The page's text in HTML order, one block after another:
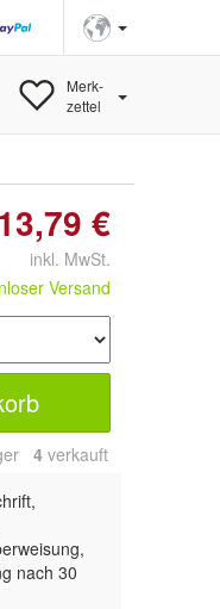
Merk-
zettel
€
inkl. MwSt.
Versand
4 verkauft
nach 30